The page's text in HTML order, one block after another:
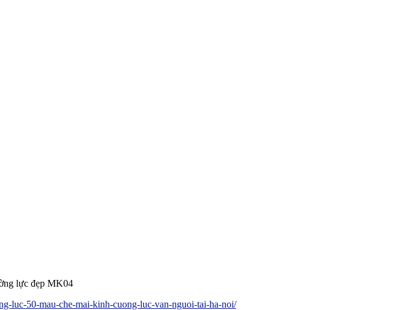
lực đẹp MK04
luc-50-mau-che-mai-kinh-cuong-luc-van-nguoi-tai-ha-noi/